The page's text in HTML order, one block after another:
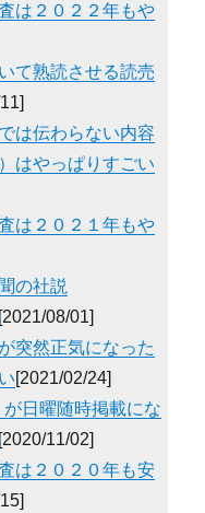
は２０２２年もや
て熟読させる読売
は伝わらない内容
はやっぱりすごい
は２０２１年もや
の社説
[2021/08/01]
突然正気になった
[2021/02/24]
日曜随時掲載にな
[2020/11/02]
は２０２０年も安